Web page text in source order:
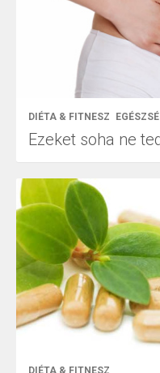
DIÉTA & FITNESZ
Ezeket soha ne